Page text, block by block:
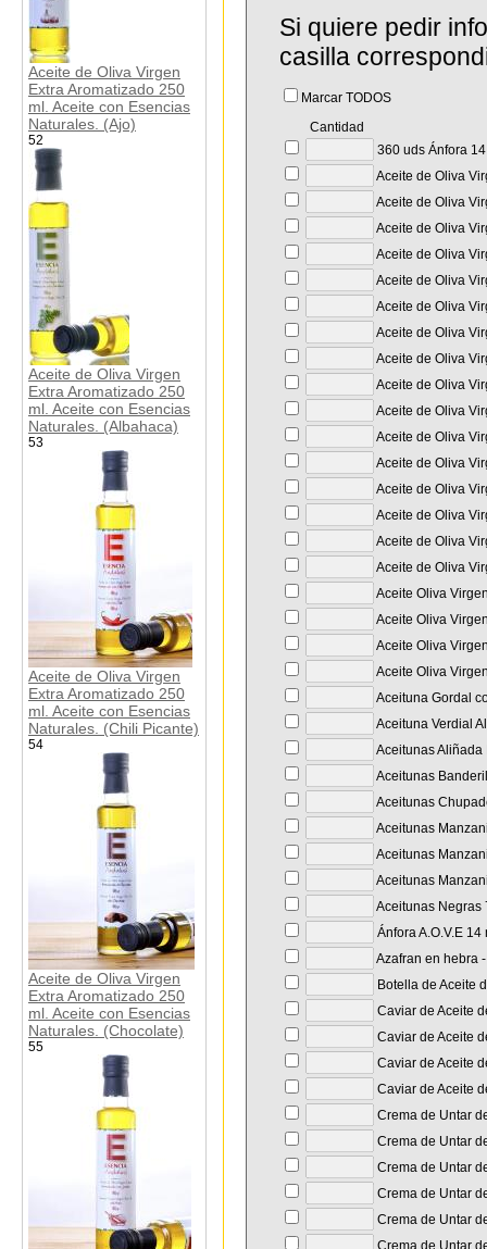
Aceite de Oliva Virgen
Extra Aromatizado 250
ml. Aceite con Esencias
Naturales. (Ajo)
52
Aceite de Oliva Virgen
Extra Aromatizado 250
ml. Aceite con Esencias
Naturales. (Albahaca)
53
Aceite de Oliva Virgen
Extra Aromatizado 250
ml. Aceite con Esencias
Naturales. (Chili Picante)
54
Aceite de Oliva Virgen
Extra Aromatizado 250
ml. Aceite con Esencias
Naturales. (Chocolate)
55
Si quiere pedir
casilla
Marcar TODOS
Cantidad
360 uds Ánfora
Aceite de Oliva
Aceite de Oliva
Aceite de Oliva
Aceite de Oliva
Aceite de Oliva
Aceite de Oliva
Aceite de Oliva
Aceite de Oliva
Aceite de Oliva
Aceite de Oliva
Aceite de Oliva
Aceite de Oliva
Aceite de Oliva
Aceite de Oliva
Aceite de Oliva
Aceite de Oliva
Aceite Oliva
Aceite Oliva
Aceite Oliva
Aceite Oliva
Aceituna Gordal
Aceituna Verdial
Aceitunas Aliñada
Aceitunas
Aceitunas
Aceitunas
Aceitunas
Aceitunas
Aceitunas Negras
Ánfora A.O.V.E
Azafran en hebra
Botella de Aceite
Caviar de Aceite
Caviar de Aceite
Caviar de Aceite
Caviar de Aceite
Crema de Untar
Crema de Untar
Crema de Untar
Crema de Untar
Crema de Untar
Crema de Untar